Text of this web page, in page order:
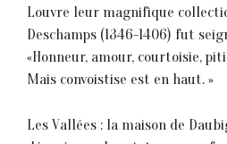
Louvre leur magnifique
Deschamps (1346-1406) fut
«Honneur, amour, courtoisie,
Mais convoistise est en haut. »
Les Vallées : la maison de